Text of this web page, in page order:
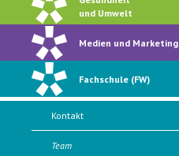
und Umwelt
Medien und Marketing
Fachschule (FW)
Kontakt
Team